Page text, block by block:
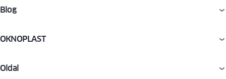
Blog
OKNOPLAST
Oldal